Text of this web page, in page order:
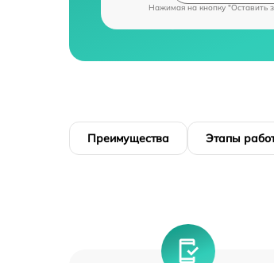
Нажимая на кнопку "Оставить
Преимущества Этапы